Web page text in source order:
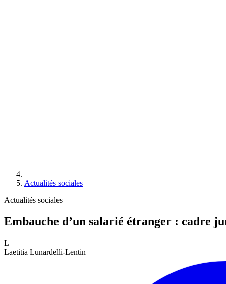
Actualités sociales
Actualités sociales
Embauche d’un salarié étranger : cadre
L
Laetitia Lunardelli-Lentin
|